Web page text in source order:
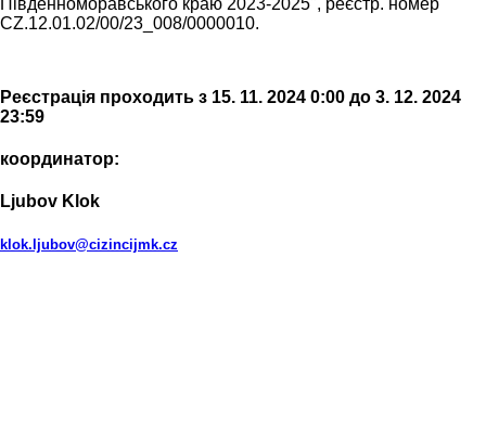
CZ.12.01.02/00/23_008/0000010.
Реєстрація проходить з 15. 11. 2024 0:00 до 3. 12. 2024
23:59
координатор:
Ljubov Klok
klok.ljubov@cizincijmk.cz